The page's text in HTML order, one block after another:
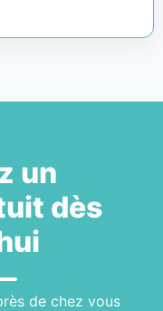
un
dès
de chez vous